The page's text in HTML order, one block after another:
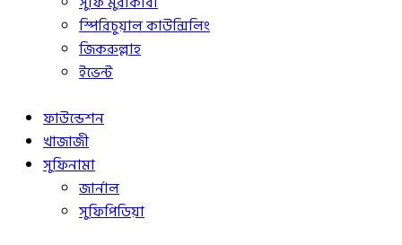
স্পিরিচুয়াল কাউন্সিলিং
জিকরুল্লাহ
ইভেন্ট
ফাউন্ডেশন
খাজাজী
সুফিনামা
জার্নাল
সুফিপিডিয়া